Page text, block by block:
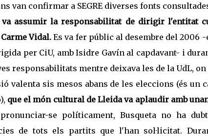
van confirmar a SEGRE diverses fonts
va assumir la responsabilitat de dirigir l'entitat
Vidal. Es va fer públic al desembre del 2006
per CiU, amb Isidre Gavín al capdavant- i
responsabilitats mentre deixava les de la UdL,
valenta sis mesos abans de les eleccions (és un
que el món cultural de Lleida va aplaudir amb
se políticament, Busqueta no ha
de tots els partits que l'han sol·licitat.